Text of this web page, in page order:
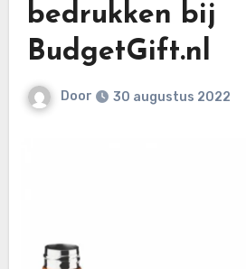
bedrukken bij
BudgetGift.nl
Door 30 augustus 2022